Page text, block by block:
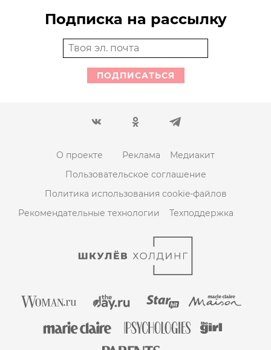
Подписка на рассылку
ПОДПИСАТЬСЯ
О проекте Реклама
Медиакит
Пользовательское соглашение
Политика использования cookie-файлов
Рекомендательные технологии
Техподдержка